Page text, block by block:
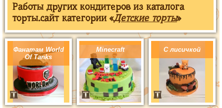
Работы других кондитеров из каталога
торты.сайт категории «Детские торты»
Фанатам World
Of Tanks
Minecraft С лисичкой